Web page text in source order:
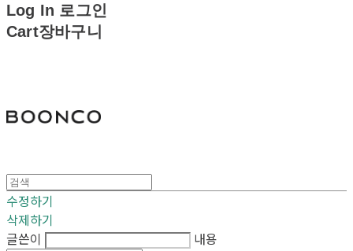
Log In 로그인
Cart장바구니
수정하기
삭제하기
글쓴이
내용